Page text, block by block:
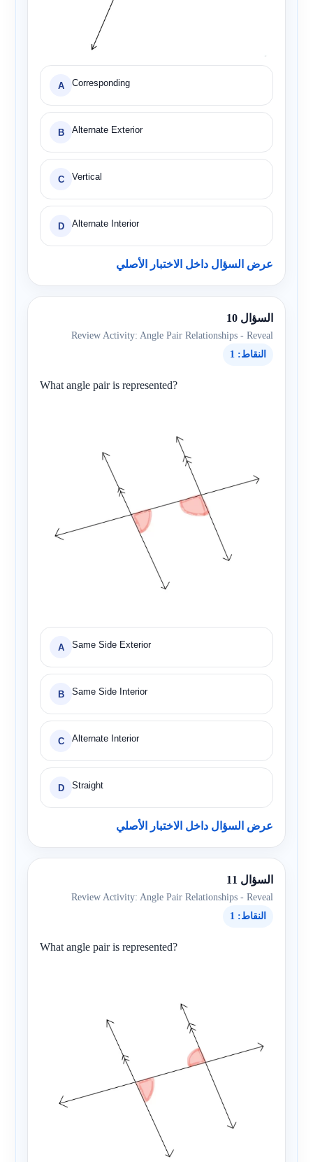
A Corresponding
B Alternate Exterior
C Vertical
D Alternate Interior
عرض السؤال داخل الاختبار الأصلي
السؤال 10
Review Activity: Angle Pair Relationships - Reveal
النقاط: 1
What angle pair is represented?
A Same Side Exterior
B Same Side Interior
C Alternate Interior
D Straight
عرض السؤال داخل الاختبار الأصلي
السؤال 11
Review Activity: Angle Pair Relationships - Reveal
النقاط: 1
What angle pair is represented?